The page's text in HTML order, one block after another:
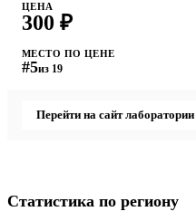
ЦЕНА
300 ₽
МЕСТО ПО ЦЕНЕ
#5из 19
Перейти на сайт лаборатории
Статистика по региону